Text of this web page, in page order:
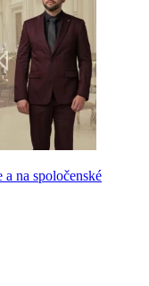
na spoločenské